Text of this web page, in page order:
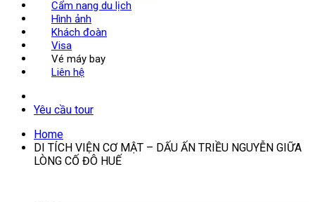
Cẩm nang du lịch
Hình ảnh
Khách đoàn
Visa
Vé máy bay
Liên hệ
Yêu cầu tour
Home
DI TÍCH VIỆN CƠ MẬT – DẤU ẤN TRIỀU NGUYỄN GIỮA
LÒNG CỐ ĐÔ HUẾ